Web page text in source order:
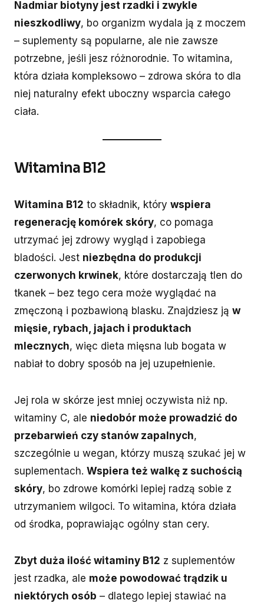
Nadmiar biotyny jest rzadki i zwykle
nieszkodliwy, bo organizm wydala ją z moczem
– suplementy są popularne, ale nie zawsze
potrzebne, jeśli jesz różnorodnie. To witamina,
która działa kompleksowo – zdrowa skóra to dla
niej naturalny efekt uboczny wsparcia całego
ciała.
Witamina B12
Witamina B12 to składnik, który wspiera
regenerację komórek skóry, co pomaga
utrzymać jej zdrowy wygląd i zapobiega
bladości. Jest niezbędna do produkcji
czerwonych krwinek, które dostarczają tlen do
tkanek – bez tego cera może wyglądać na
zmęczoną i pozbawioną blasku. Znajdziesz ją w
mięsie, rybach, jajach i produktach
mlecznych, więc dieta mięsna lub bogata w
nabiał to dobry sposób na jej uzupełnienie.
Jej rola w skórze jest mniej oczywista niż np.
witaminy C, ale niedobór może prowadzić do
przebarwień czy stanów zapalnych,
szczególnie u wegan, którzy muszą szukać jej w
suplementach. Wspiera też walkę z suchością
skóry, bo zdrowe komórki lepiej radzą sobie z
utrzymaniem wilgoci. To witamina, która działa
od środka, poprawiając ogólny stan cery.
Zbyt duża ilość witaminy B12 z suplementów
jest rzadka, ale może powodować trądzik u
niektórych osób – dlatego lepiej stawiać na